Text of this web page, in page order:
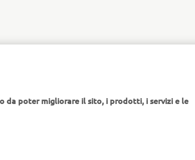
da poter migliorare il sito, i prodotti, i servizi e le